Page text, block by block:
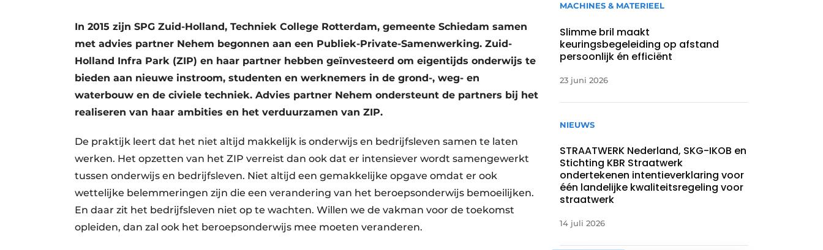
In 2015 zijn SPG Zuid-Holland, Techniek College Rotterdam, gemeente Schiedam samen
met advies partner Nehem begonnen aan een Publiek-Private-Samenwerking. Zuid-
Holland Infra Park (ZIP) en haar partner hebben geïnvesteerd om eigentijds onderwijs te
bieden aan nieuwe instroom, studenten en werknemers in de grond-, weg- en
waterbouw en de civiele techniek. Advies partner Nehem ondersteunt de partners bij het
realiseren van haar ambities en het verduurzamen van ZIP.
De praktijk leert dat het niet altijd makkelijk is onderwijs en bedrijfsleven samen te laten
werken. Het opzetten van het ZIP verreist dan ook dat er intensiever wordt samengewerkt
tussen onderwijs en bedrijfsleven. Niet altijd een gemakkelijke opgave omdat er ook
wettelijke belemmeringen zijn die een verandering van het beroepsonderwijs bemoeilijken.
En daar zit het bedrijfsleven niet op te wachten. Willen we de vakman voor de toekomst
opleiden, dan zal ook het beroepsonderwijs mee moeten veranderen.
MACHINES & MATERIEEL
Slimme bril maakt
keuringsbegeleiding op afstand
persoonlijk én efficiënt
23 juni 2026
NIEUWS
STRAATWERK Nederland, SKG-IKOB en
Stichting KBR Straatwerk
ondertekenen intentieverklaring voor
één landelijke kwaliteitsregeling voor
straatwerk
14 juli 2026